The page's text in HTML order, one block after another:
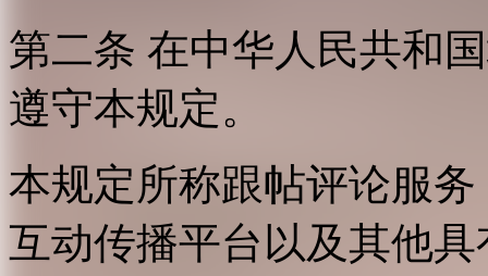
第二条 在中华人民共和
遵守本规定。
本规定所称跟帖评论服
互动传播平台以及其他